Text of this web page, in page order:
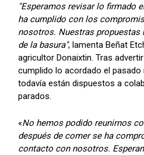
"Esperamos revisar lo firmado
ha cumplido con los
nosotros. Nuestras propuestas
de la basura", lamenta Beñat
agricultor Donaixtin. Tras
cumplido lo acordado el pasado
todavía están dispuestos a
parados.
«No hemos podido reunirnos
después de comer se ha
contacto con nosotros.